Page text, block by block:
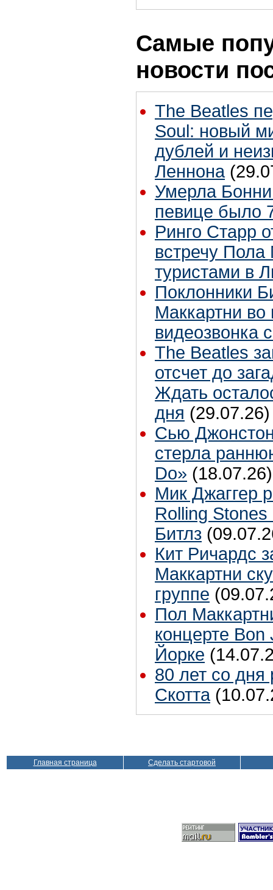
Самые
новости
The Beatles
Soul: новый
дублей и
Леннона
Умерла
певице было
Ринго Старр
встречу Пола
туристами в
Поклонники
Маккартни во
видеозвонка
The Beatles
отсчет до
Ждать
дня (29.07.26)
Сью
стерла
Do» (18.07.26)
Мик Джаггер
Rolling Stones
Битлз
Кит Ричардс
Маккартни
группе
Пол
концерте
Йорке
80 лет со
Скотта
Главная страница Сделать стартовой